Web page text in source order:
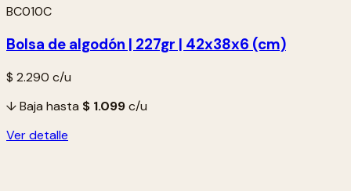
BC010C
Bolsa de algodón | 227gr | 42x38x6 (cm)
$ 2.290 c/u
↓ Baja hasta $ 1.099c/u
Ver detalle